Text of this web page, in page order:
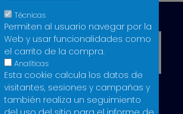
Técnicas
Permiten al usuario navegar por la
Web y usar funcionalidades como
el carrito de la compra.
Analíticas
Esta cookie calcula los datos de
visitantes, sesiones y campañas y
también realiza un seguimiento